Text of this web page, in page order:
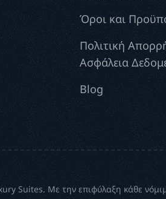
Όροι και
Πολιτική
Ασφάλεια
Blog
Suites. Με την επιφύλαξη κάθε